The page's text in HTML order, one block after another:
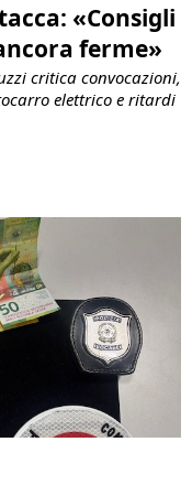
«Consigli
ferme»
critica convocazioni,
elettrico e ritardi